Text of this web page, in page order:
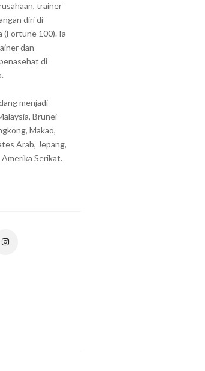
trainer
diri di
(Fortune 100). Ia
dan
di
menjadi
Brunei
Makao,
Arab, Jepang,
Serikat.